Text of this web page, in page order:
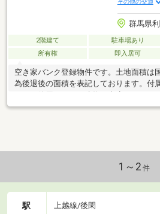
その他の交通
群馬県
2階建て 駐車場あり
所有権
即入居可
空き家バンク登録物件です。土地面積は
為後退後の面積を表記しております。付
とさせていただきます。土地上に通行地
1～2 件
駅 上越線/後閑